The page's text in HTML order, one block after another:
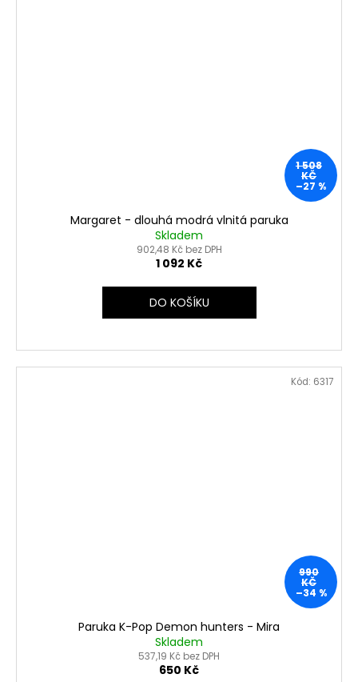
1 508
KČ
–27 %
Margaret - dlouhá modrá vlnitá paruka
Skladem
902,48 Kč bez DPH
1 092 Kč
DO KOŠÍKU
990
KČ
–34 %
Paruka K-Pop Demon hunters - Mira
Skladem
537,19 Kč bez DPH
650 Kč
Kód: 6317